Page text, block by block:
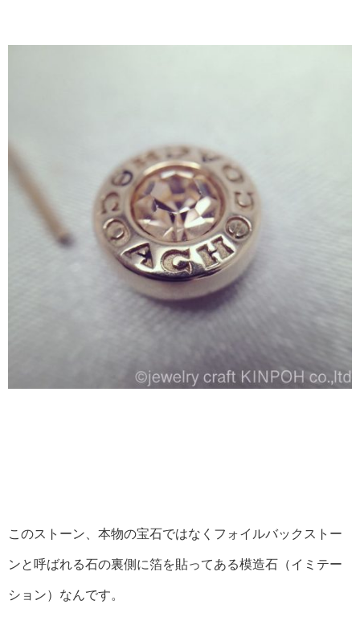
このストーン、本物の宝石ではなくフォイルバックストー
ンと呼ばれる石の裏側に箔を貼ってある模造石（イミテー
ション）なんです。